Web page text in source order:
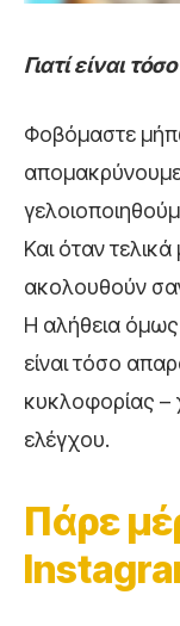
Γιατί είναι
Φοβόµαστε
Και όταν
ακολουθούν
Η αλήθεια όµως
είναι τόσο
κυκλοφορίας –
ελέγχου.
Πάρε